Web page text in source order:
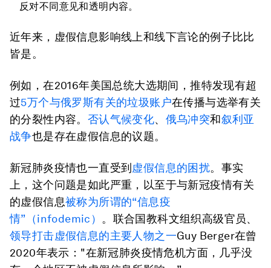
反对不同意见和透明内容。
近年来，虚假信息影响线上和线下言论的例子比比
皆是。
例如，在2016年美国总统大选期间，推特发现有超
过5万个与俄罗斯有关的垃圾账户在传播与选举有关
的分裂性内容。 否认气候变化、 俄乌冲突和叙利亚
战争也是存在虚假信息的议题。
新冠肺炎疫情也一直受到 虚假信息的困扰。事实
上，这个问题是如此严重，以至于与新冠疫情有关
的虚假信息被称为所谓的“信息疫
情”（infodemic） 。联合国教科文组织高级官员、
领导打击虚假信息的主要人物之一Guy Berger在曾
2020年表示："在新冠肺炎疫情危机方面，几乎没